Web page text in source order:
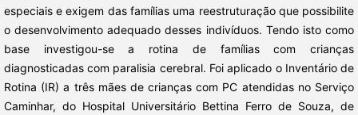
especiais e exigem das famílias uma reestruturação que possibilite
o desenvolvimento adequado desses indivíduos. Tendo isto como
base investigou-se a rotina de famílias com crianças
diagnosticadas com paralisia cerebral. Foi aplicado o Inventário de
Rotina (IR) a três mães de crianças com PC atendidas no Serviço
Caminhar, do Hospital Universitário Bettina Ferro de Souza, de